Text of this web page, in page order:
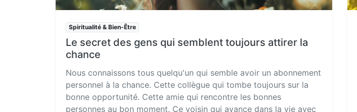
Spiritualité & Bien-Être
Le secret des gens qui semblent toujours attirer la
chance
Nous connaissons tous quelqu'un qui semble avoir un abonnement
personnel à la chance. Cette collègue qui tombe toujours sur la
bonne opportunité. Cette amie qui rencontre les bonnes
personnes au bon moment. Ce voisin qui avance dans la vie avec